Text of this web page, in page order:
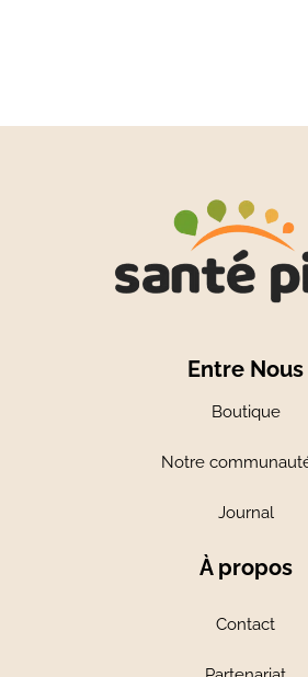
Entre Nous
Boutique
Notre
Journal
À propos
Contact